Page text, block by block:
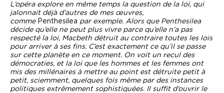
L’opéra explore en même temps la question de la loi, qui
jalonnait déjà d’autres de mes œuvres,
comme Penthesilea par exemple. Alors que Penthesilea
décide qu’elle ne peut plus vivre parce qu’elle n’a pas
respecté la loi, Macbeth détruit au contraire toutes les lois
pour arriver à ses fins. C’est exactement ce qu’il se passe
sur cette planète en ce moment. On voit un recul des
démocraties, et la loi que les hommes et les femmes ont
mis des millénaires à mettre au point est détruite petit à
petit, sciemment, quelques fois même par des instances
politiques extrêmement sophistiquées. Il suffit d’ouvrir le